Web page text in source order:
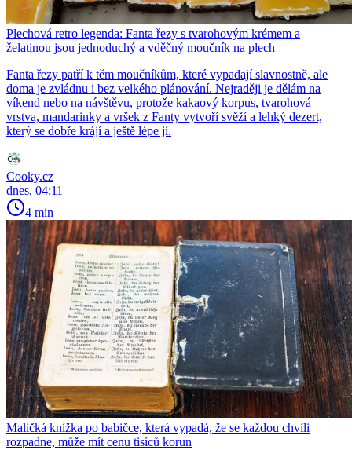
Plechová retro legenda: Fanta řezy s tvarohovým krémem a
želatinou jsou jednoduchý a vděčný moučník na plech
Fanta řezy patří k těm moučníkům, které vypadají slavnostně, ale
doma je zvládnu i bez velkého plánování. Nejraději je dělám na
víkend nebo na návštěvu, protože kakaový korpus, tvarohová
vrstva, mandarinky a vršek z Fanty vytvoří svěží a lehký dezert,
který se dobře krájí a ještě lépe jí.
Cooky.cz
dnes, 04:11
4 min
Maličká knížka po babičce, která vypadá, že se každou chvíli
rozpadne, může mít cenu tisíců korun